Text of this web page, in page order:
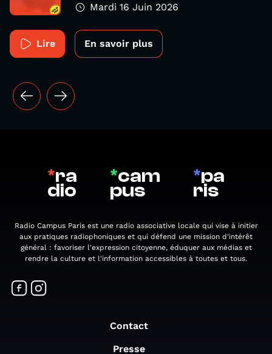
Mardi 16 Juin 2026
Lire En savoir plus
*ra
dio
*cam
pus
*pa
ris
Radio Campus Paris est une radio associative locale qui vise à initier
aux pratiques radiophoniques et qui défend une mission d'intérêt
général : favoriser l'expression citoyenne, éduquer aux médias et
rendre la culture et l'information accessibles à toutes et tous.
Contact
Presse